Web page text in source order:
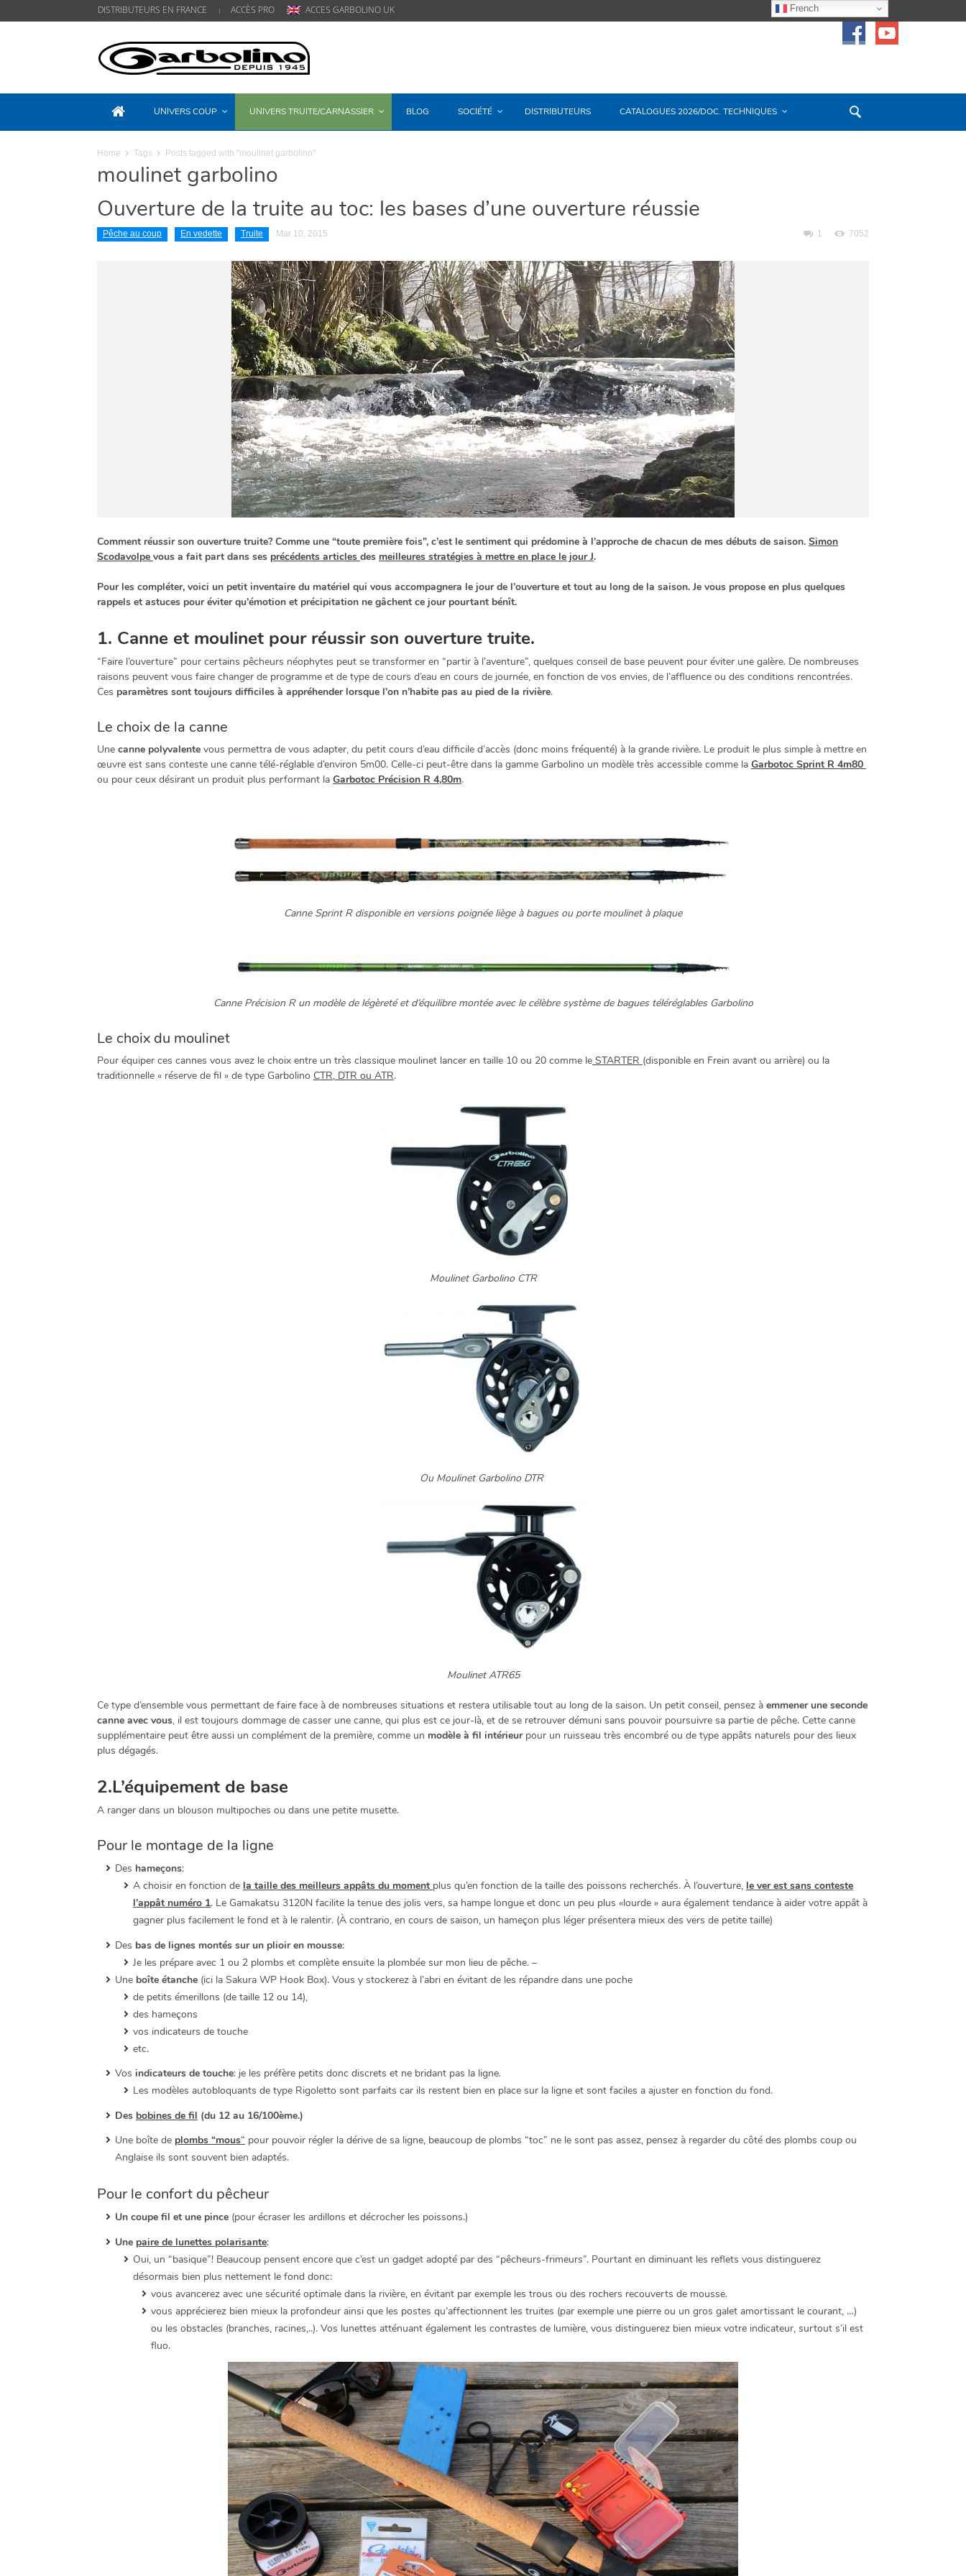
DISTRIBUTEURS EN FRANCE ACCÈS PRO ACCES GARBOLINO UK
UNIVERS COUP UNIVERS TRUITE/CARNASSIER BLOG SOCIÉTÉ DISTRIBUTEURS CATALOGUES 2026/DOC. TECHNIQUES
Home Tags Posts tagged with "moulinet garbolino"
moulinet garbolino
Ouverture de la truite au toc: les bases d’une ouverture réussie
Pêche au coup En vedette Truite Mar 10, 2015 1 7052
Comment réussir son ouverture truite? Comme une “toute première fois”, c’est le sentiment qui prédomine à l’approche de chacun de mes débuts de saison. Simon
Scodavolpe vous a fait part dans ses précédents articles des meilleures stratégies à mettre en place le jour J.
Pour les compléter, voici un petit inventaire du matériel qui vous accompagnera le jour de l’ouverture et tout au long de la saison. Je vous propose en plus quelques
rappels et astuces pour éviter qu’émotion et précipitation ne gâchent ce jour pourtant bénît.
1. Canne et moulinet pour réussir son ouverture truite.
“Faire l’ouverture” pour certains pêcheurs néophytes peut se transformer en “partir à l’aventure”, quelques conseil de base peuvent pour éviter une galère. De nombreuses
raisons peuvent vous faire changer de programme et de type de cours d’eau en cours de journée, en fonction de vos envies, de l’affluence ou des conditions rencontrées.
Ces paramètres sont toujours difficiles à appréhender lorsque l’on n’habite pas au pied de la rivière.
Le choix de la canne
Une canne polyvalente vous permettra de vous adapter, du petit cours d’eau difficile d’accès (donc moins fréquenté) à la grande rivière. Le produit le plus simple à mettre en
œuvre est sans conteste une canne télé-réglable d’environ 5m00. Celle-ci peut-être dans la gamme Garbolino un modèle très accessible comme la Garbotoc Sprint R 4m80
ou pour ceux désirant un produit plus performant la Garbotoc Précision R 4,80m.
Canne Sprint R disponible en versions poignée liège à bagues ou porte moulinet à plaque
Canne Précision R un modèle de légèreté et d’équilibre montée avec le célèbre système de bagues téléréglables Garbolino
Le choix du moulinet
Pour équiper ces cannes vous avez le choix entre un très classique moulinet lancer en taille 10 ou 20 comme le STARTER (disponible en Frein avant ou arrière) ou la
traditionnelle « réserve de fil » de type Garbolino CTR, DTR ou ATR.
Moulinet Garbolino CTR
Ou Moulinet Garbolino DTR
Moulinet ATR65
Ce type d’ensemble vous permettant de faire face à de nombreuses situations et restera utilisable tout au long de la saison. Un petit conseil, pensez à emmener une seconde
canne avec vous, il est toujours dommage de casser une canne, qui plus est ce jour-là, et de se retrouver démuni sans pouvoir poursuivre sa partie de pêche. Cette canne
supplémentaire peut être aussi un complément de la première, comme un modèle à fil intérieurpour un ruisseau très encombré ou de type appâts naturels pour des lieux
plus dégagés.
2.L’équipement de base
A ranger dans un blouson multipoches ou dans une petite musette.
Pour le montage de la ligne
Des hameçons:
A choisir en fonction de la taille des meilleurs appâts du moment plus qu’en fonction de la taille des poissons recherchés. À l’ouverture, le ver est sans conteste
l’appât numéro 1. Le Gamakatsu 3120N facilite la tenue des jolis vers, sa hampe longue et donc un peu plus «lourde » aura également tendance à aider votre appât à
gagner plus facilement le fond et à le ralentir. (À contrario, en cours de saison, un hameçon plus léger présentera mieux des vers de petite taille)
Des bas de lignes montés sur un plioir en mousse:
Je les prépare avec 1 ou 2 plombs et complète ensuite la plombée sur mon lieu de pêche. –
Une boîte étanche (ici la Sakura WP Hook Box). Vous y stockerez à l’abri en évitant de les répandre dans une poche
de petits émerillons (de taille 12 ou 14),
des hameçons
vos indicateurs de touche
etc.
Vos indicateurs de touche: je les préfère petits donc discrets et ne bridant pas la ligne.
Les modèles autobloquants de type Rigoletto sont parfaits car ils restent bien en place sur la ligne et sont faciles a ajuster en fonction du fond.
Des bobines de fil (du 12 au 16/100ème.)
Une boîte de plombs “mous“ pour pouvoir régler la dérive de sa ligne, beaucoup de plombs “toc” ne le sont pas assez, pensez à regarder du côté des plombs coup ou
Anglaise ils sont souvent bien adaptés.
Pour le confort du pêcheur
Un coupe fil et une pince (pour écraser les ardillons et décrocher les poissons.)
Une paire de lunettes polarisante:
Oui, un “basique”! Beaucoup pensent encore que c’est un gadget adopté par des “pêcheurs-frimeurs”. Pourtant en diminuant les reflets vous distinguerez
désormais bien plus nettement le fond donc:
vous avancerez avec une sécurité optimale dans la rivière, en évitant par exemple les trous ou des rochers recouverts de mousse.
vous apprécierez bien mieux la profondeur ainsi que les postes qu’affectionnent les truites (par exemple une pierre ou un gros galet amortissant le courant, …)
ou les obstacles (branches, racines,..). Vos lunettes atténuant également les contrastes de lumière, vous distinguerez bien mieux votre indicateur, surtout s’il est
fluo.
French